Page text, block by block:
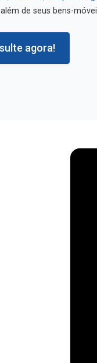
de seus bens-
agora!